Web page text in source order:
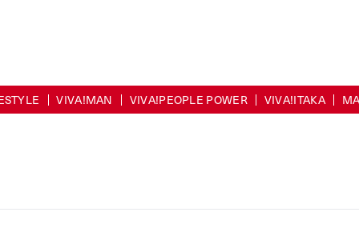
VIVA!MAN VIVA!PEOPLE POWER VIVA!ITAKA